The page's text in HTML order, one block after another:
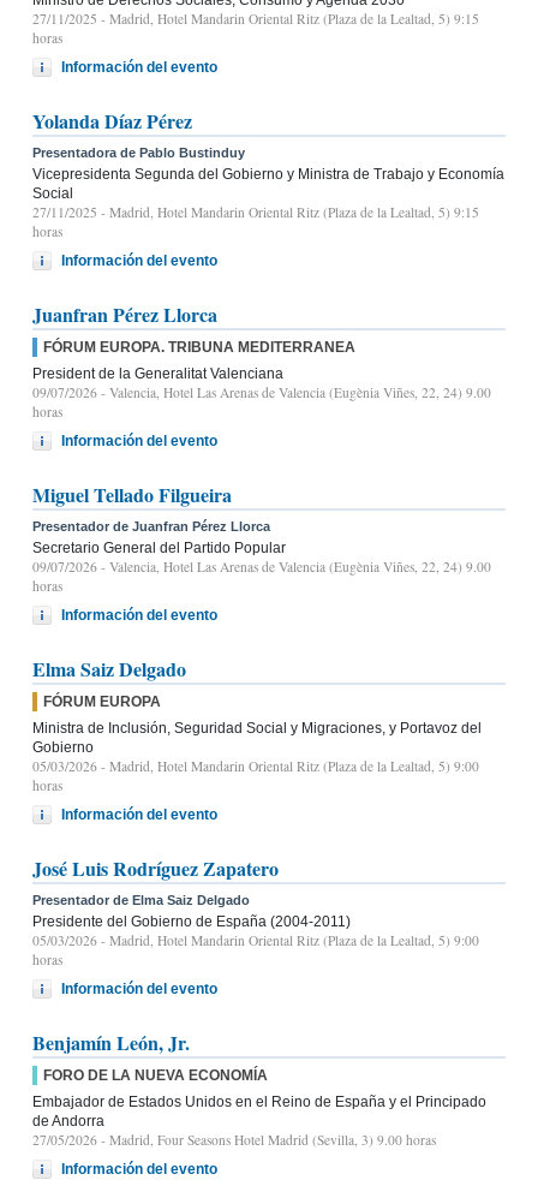
27/11/2025 - Madrid, Hotel Mandarin Oriental Ritz (Plaza de la Lealtad, 5) 9:15
horas
Información del evento
Yolanda Díaz Pérez
Presentadora de Pablo Bustinduy
Vicepresidenta Segunda del Gobierno y Ministra de Trabajo y Economía
Social
27/11/2025 - Madrid, Hotel Mandarin Oriental Ritz (Plaza de la Lealtad, 5) 9:15
horas
Información del evento
Juanfran Pérez Llorca
FÓRUM EUROPA. TRIBUNA MEDITERRANEA
President de la Generalitat Valenciana
09/07/2026 - Valencia, Hotel Las Arenas de Valencia (Eugènia Viñes, 22, 24) 9.00
horas
Información del evento
Miguel Tellado Filgueira
Presentador de Juanfran Pérez Llorca
Secretario General del Partido Popular
09/07/2026 - Valencia, Hotel Las Arenas de Valencia (Eugènia Viñes, 22, 24) 9.00
horas
Información del evento
Elma Saiz Delgado
FÓRUM EUROPA
Ministra de Inclusión, Seguridad Social y Migraciones, y Portavoz del
Gobierno
05/03/2026 - Madrid, Hotel Mandarin Oriental Ritz (Plaza de la Lealtad, 5) 9:00
horas
Información del evento
José Luis Rodríguez Zapatero
Presentador de Elma Saiz Delgado
Presidente del Gobierno de España (2004-2011)
05/03/2026 - Madrid, Hotel Mandarin Oriental Ritz (Plaza de la Lealtad, 5) 9:00
horas
Información del evento
Benjamín León, Jr.
FORO DE LA NUEVA ECONOMÍA
Embajador de Estados Unidos en el Reino de España y el Principado
de Andorra
27/05/2026 - Madrid, Four Seasons Hotel Madrid (Sevilla, 3) 9.00 horas
Información del evento